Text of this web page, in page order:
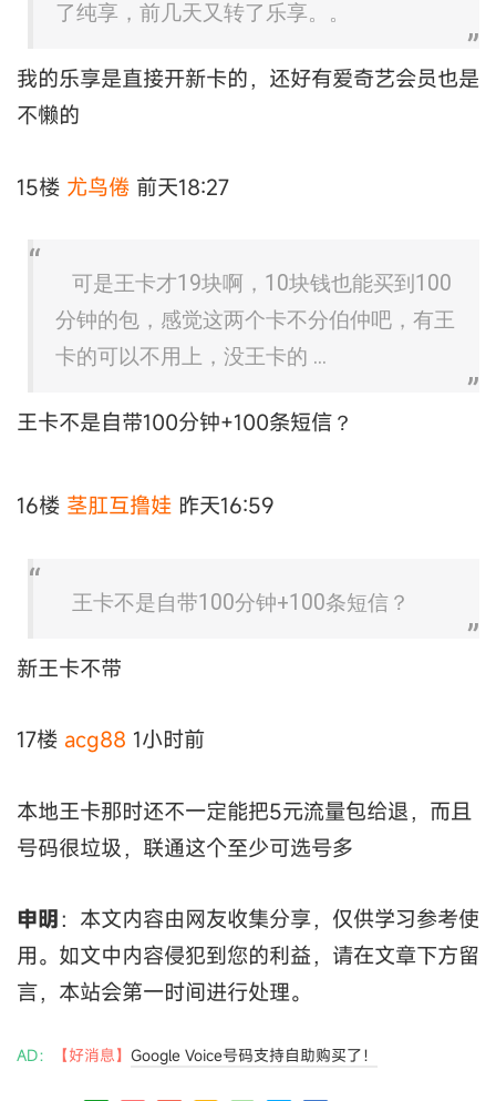
了纯享，前几天又转了乐享。。
我的乐享是直接开新卡的，还好有爱奇艺会员也是
不懒的
15楼 尤鸟倦 前天18:27
可是王卡才19块啊，10块钱也能买到100
分钟的包，感觉这两个卡不分伯仲吧，有王
卡的可以不用上，没王卡的 ...
王卡不是自带100分钟+100条短信？
16楼 茎肛互撸娃 昨天16:59
王卡不是自带100分钟+100条短信？
新王卡不带
17楼 acg88 1小时前
本地王卡那时还不一定能把5元流量包给退，而且
号码很垃圾，联通这个至少可选号多
申明：本文内容由网友收集分享，仅供学习参考使
用。如文中内容侵犯到您的利益，请在文章下方留
言，本站会第一时间进行处理。
AD： 【好消息】 Google Voice号码支持自助购买了！